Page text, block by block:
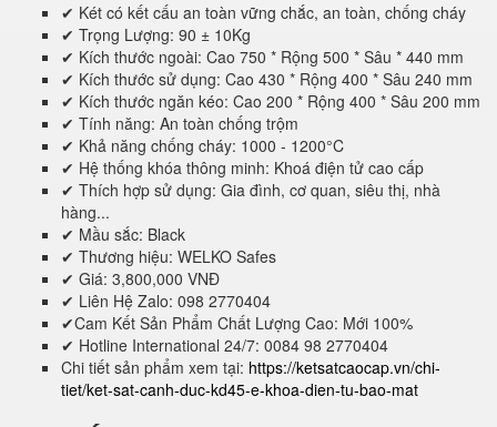
✔ Két có kết cấu an toàn vững chắc, an toàn, chống cháy
✔ Trọng Lượng: 90 ± 10Kg
✔ Kích thước ngoài: Cao 750 * Rộng 500 * Sâu * 440 mm
✔ Kích thước sử dụng: Cao 430 * Rộng 400 * Sâu 240 mm
✔ Kích thước ngăn kéo: Cao 200 * Rộng 400 * Sâu 200 mm
✔ Tính năng: An toàn chống trộm
✔ Khả năng chống cháy: 1000 - 1200°C
✔ Hệ thống khóa thông minh: Khoá điện tử cao cấp
✔ Thích hợp sử dụng: Gia đình, cơ quan, siêu thị, nhà
hàng...
✔ Mầu sắc: Black
✔ Thương hiệu: WELKO Safes
✔ Giá: 3,800,000 VNĐ
✔ Liên Hệ Zalo: 098 2770404
✔Cam Kết Sản Phẩm Chất Lượng Cao: Mới 100%
✔ Hotline International 24/7: 0084 98 2770404
Chi tiết sản phẩm xem tại: https://ketsatcaocap.vn/chi-
tiet/ket-sat-canh-duc-kd45-e-khoa-dien-tu-bao-mat